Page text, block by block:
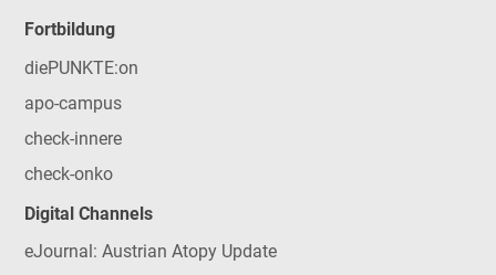
Fortbildung
diePUNKTE:on
apo-campus
check-innere
check-onko
Digital Channels
eJournal: Austrian Atopy Update